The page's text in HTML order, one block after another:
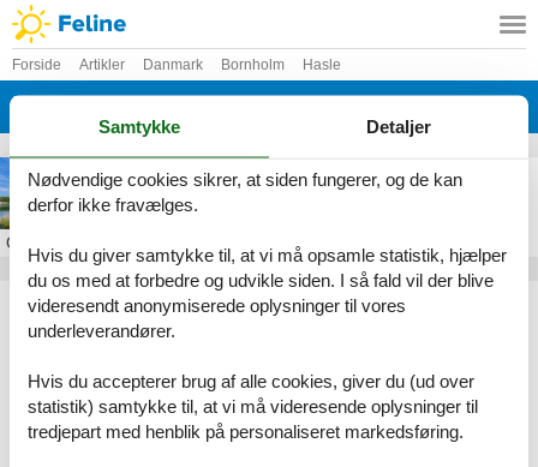
Forside Artikler Danmark Bornholm Hasle
Muleby
Sommerhus i Muleby
Om
Artikeltyper
Alle
Geografier
Alle
Samtykke Detaljer
Nødvendige cookies sikrer, at siden fungerer, og de kan
derfor ikke fravælges.
Hvis du giver samtykke til, at vi må opsamle statistik, hjælper
du os med at forbedre og udvikle siden. I så fald vil der blive
videresendt anonymiserede oplysninger til vores
underleverandører.
Hvis du accepterer brug af alle cookies, giver du (ud over
statistik) samtykke til, at vi må videresende oplysninger til
tredjepart med henblik på personaliseret markedsføring.